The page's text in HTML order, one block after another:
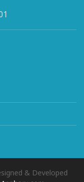
& Developed